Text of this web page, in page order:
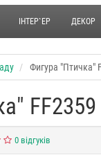
ІНТЕР`ЕР ДЕКОР
Фигура "Птичка"
FF2359
0 відгуків